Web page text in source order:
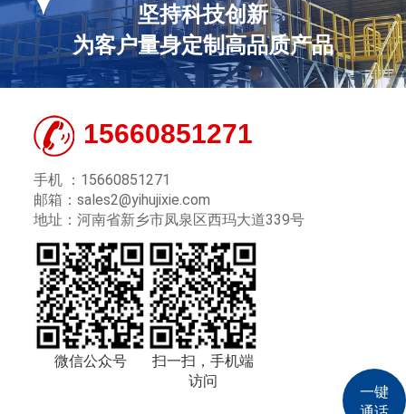
坚持科技创新
为客户量身定制高品质产品
15660851271
手机 ：15660851271
邮箱：sales2@yihujixie.com
地址：河南省新乡市凤泉区西玛大道339号
微信公众号
扫一扫，手机端
访问
一键